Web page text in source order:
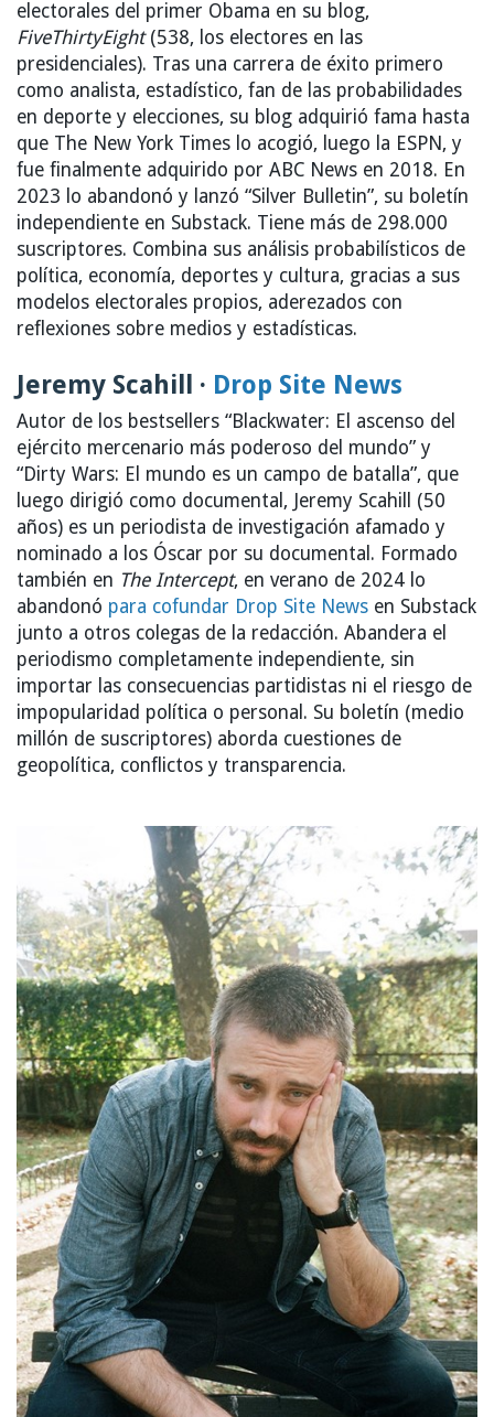
electorales del primer Obama en su blog,
FiveThirtyEight(538, los electores en las
presidenciales). Tras una carrera de éxito primero
como analista, estadístico, fan de las probabilidades
en deporte y elecciones, su blog adquirió fama hasta
que The New York Times lo acogió, luego la ESPN, y
fue finalmente adquirido por ABC News en 2018. En
2023 lo abandonó y lanzó “Silver Bulletin”, su boletín
independiente en Substack. Tiene más de 298.000
suscriptores. Combina sus análisis probabilísticos de
política, economía, deportes y cultura, gracias a sus
modelos electorales propios, aderezados con
reflexiones sobre medios y estadísticas.
Jeremy Scahill · Drop Site News
Autor de los bestsellers “Blackwater: El ascenso del
ejército mercenario más poderoso del mundo” y
“Dirty Wars: El mundo es un campo de batalla”, que
luego dirigió como documental, Jeremy Scahill (50
años) es un periodista de investigación afamado y
nominado a los Óscar por su documental. Formado
también en The Intercept, en verano de 2024 lo
abandonó para cofundar Drop Site News en Substack
junto a otros colegas de la redacción. Abandera el
periodismo completamente independiente, sin
importar las consecuencias partidistas ni el riesgo de
impopularidad política o personal. Su boletín (medio
millón de suscriptores) aborda cuestiones de
geopolítica, conflictos y transparencia.